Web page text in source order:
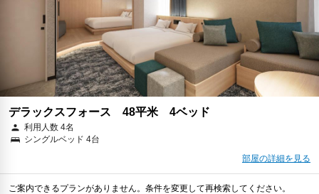
デラックスフォース 48平米 4ベッド
利用人数 4名
シングルベッド 4台
部屋の詳細を見る
ご案内できるプランがありません。条件を変更して再検索してください。